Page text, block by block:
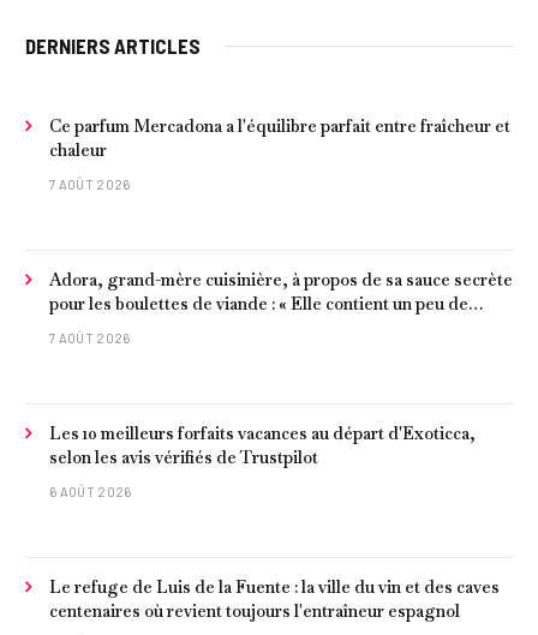
DERNIERS ARTICLES
Ce parfum Mercadona a l'équilibre parfait entre fraîcheur et
chaleur
7 AOÛT 2026
Adora, grand-mère cuisinière, à propos de sa sauce secrète
pour les boulettes de viande : « Elle contient un peu de
curcuma, du poivre, une poignée d'amandes et des tomates
7 AOÛT 2026
Les 10 meilleurs forfaits vacances au départ d'Exoticca,
selon les avis vérifiés de Trustpilot
6 AOÛT 2026
Le refuge de Luis de la Fuente : la ville du vin et des caves
centenaires où revient toujours l'entraîneur espagnol